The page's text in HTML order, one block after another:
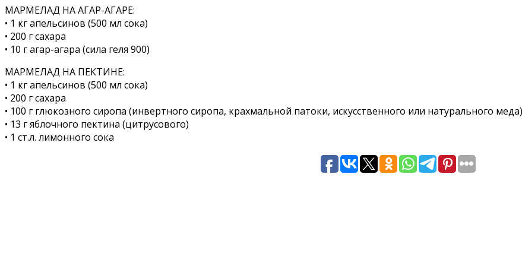
МАРМЕЛАД НА АГАР-АГАРЕ:
• 1 кг апельсинов (500 мл сока)
• 200 г сахара
• 10 г агар-агара (сила геля 900)
МАРМЕЛАД НА ПЕКТИНЕ:
• 1 кг апельсинов (500 мл сока)
• 200 г сахара
• 100 г глюкозного сиропа (инвертного сиропа, крахмальной патоки, искусственного или натурального меда)
• 13 г яблочного пектина (цитрусового)
• 1 ст.л. лимонного сока